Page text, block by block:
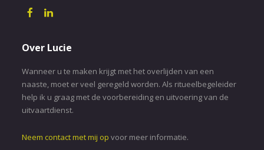
Over Lucie
Wanneer u te maken krijgt met het overlijden van een
naaste, moet er veel geregeld worden. Als ritueelbegeleider
help ik u graag met de voorbereiding en uitvoering van de
uitvaartdienst.
Neem contact met mij op voor meer informatie.